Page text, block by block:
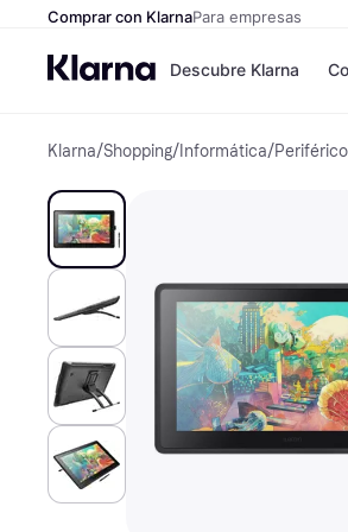
Comprar con KlarnaPara empresas
Descubre Klarna
Klarna/Shopping/ Informática/